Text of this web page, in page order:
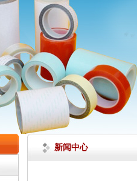
新闻中心